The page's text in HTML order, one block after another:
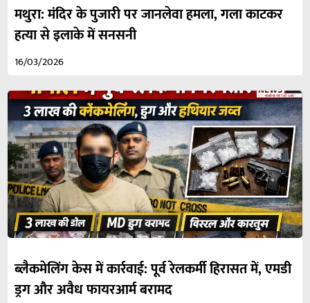
मथुरा: मंदिर के पुजारी पर जानलेवा हमला, गला काटकर
हत्या से इलाके में सनसनी
16/03/2026
ब्लैकमेलिंग केस में कार्रवाई: पूर्व रेलकर्मी हिरासत में, एमडी
ड्रग और अवैध फायरआर्म बरामद